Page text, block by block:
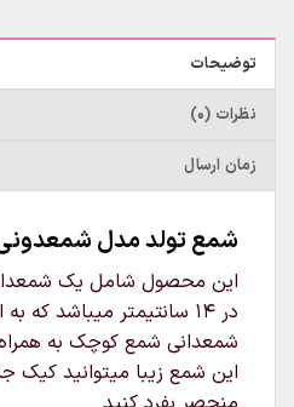
توضیحات
نظرات (0)
زمان ارسال
شمع تولد مدل
در 14 سانتیمتر میباشد که
شمعدانی شمع کوچک به همراه
این شمع زیبا میتوانید کیک